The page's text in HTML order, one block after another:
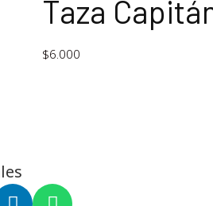
Taza
$6.000